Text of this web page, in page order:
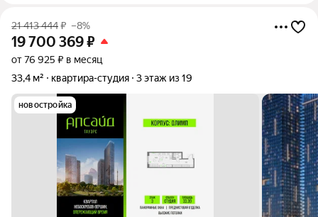
21 413 444₽ –8%
19 700 369₽
от 76 925 ₽ в месяц
33,4 м²
квартира-студия 3 этаж из 19
новостройка